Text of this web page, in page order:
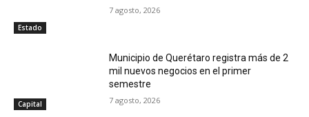
Estado
7 agosto, 2026
Capital
Municipio de Querétaro registra más de 2
mil nuevos negocios en el primer
semestre
7 agosto, 2026